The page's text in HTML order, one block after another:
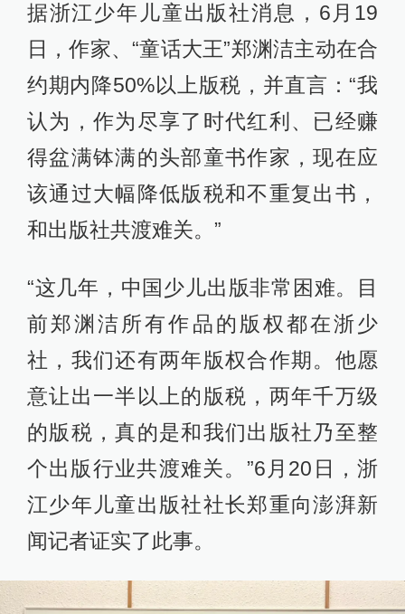
据浙江少年儿童出版社消息，6月19
日，作家、“童话大王”郑渊洁主动在合
约期内降50%以上版税，并直言：“我
认为，作为尽享了时代红利、已经赚
得盆满钵满的头部童书作家，现在应
该通过大幅降低版税和不重复出书，
和出版社共渡难关。”
“这几年，中国少儿出版非常困难。目
前郑渊洁所有作品的版权都在浙少
社，我们还有两年版权合作期。他愿
意让出一半以上的版税，两年千万级
的版税，真的是和我们出版社乃至整
个出版行业共渡难关。”6月20日，浙
江少年儿童出版社社长郑重向澎湃新
闻记者证实了此事。